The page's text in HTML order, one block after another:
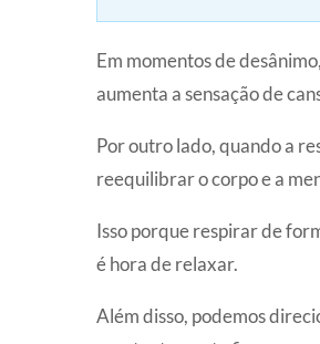
Em momentos de
aumenta a sensação de
Por outro lado, quando a
reequilibrar o corpo e a
Isso porque respirar de
é hora de relaxar.
Além disso, podemos